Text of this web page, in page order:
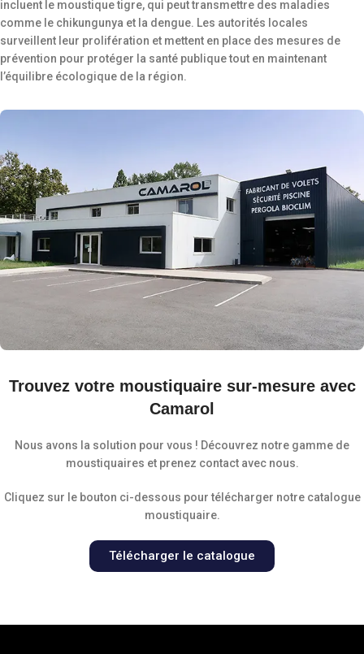
incluent le moustique tigre, qui peut transmettre des maladies
comme le chikungunya et la dengue. Les autorités locales
surveillent leur prolifération et mettent en place des mesures de
prévention pour protéger la santé publique tout en maintenant
l’équilibre écologique de la région.
Trouvez votre moustiquaire sur-mesure avec
Camarol
Nous avons la solution pour vous ! Découvrez notre gamme de
moustiquaires et prenez contact avec nous.
Cliquez sur le bouton ci-dessous pour télécharger notre catalogue
moustiquaire.
Télécharger le catalogue